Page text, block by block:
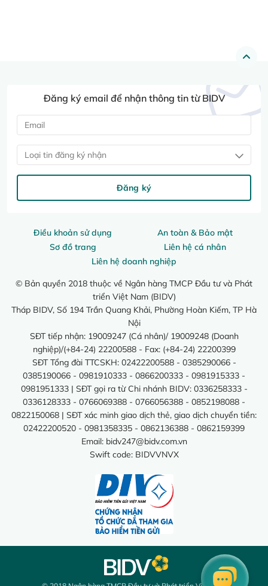
Điều khoản sử dụng
An toàn & Bảo mật
Sơ đồ trang
Liên hệ cá nhân
Liên hệ doanh nghiệp
© Bản quyền 2018 thuộc về Ngân hàng TMCP Đầu tư và Phát
triển Việt Nam (BIDV)
Tháp BIDV, Số 194 Trần Quang Khải, Phường Hoàn Kiếm, TP Hà
Nội
SĐT tiếp nhận: 19009247 (Cá nhân)/ 19009248 (Doanh
nghiệp)/(+84-24) 22200588 - Fax: (+84-24) 22200399
SĐT Tổng đài TTCSKH: 02422200588 - 0385290066 -
0385190066 - 0981910333 - 0866200333 - 0981915333 -
0981951333 | SĐT gọi ra từ Chi nhánh BIDV: 0336258333 -
0336128333 - 0766069388 - 0766056388 - 0852198088 -
0822150068 | SĐT xác minh giao dịch thẻ, giao dịch chuyển tiền:
02422200520 - 0981358335 - 0862136388 - 0862159399
Email: bidv247@bidv.com.vn
Swift code: BIDVVNVX
Đăng ký email để nhận thông tin từ BIDV
Loại tin đăng ký nhận
Đăng ký